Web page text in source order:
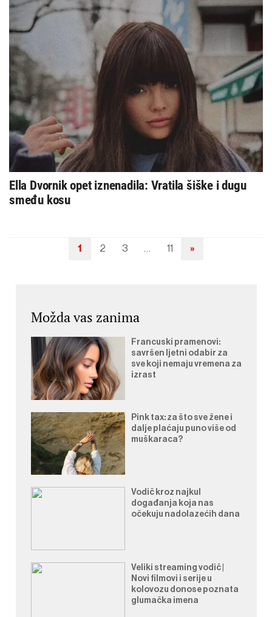
Ella Dvornik opet iznenadila: Vratila šiške i dugu
smeđu kosu
Navigacija
1 2 3 11 »
Možda vas zanima
Francuski pramenovi:
savršen ljetni odabir za
sve koji nemaju vremena za
izrast
Pink tax: za što sve žene i
dalje plaćaju puno više od
muškaraca?
Vodič kroz najkul
događanja koja nas
očekuju nadolazećih dana
Veliki streaming vodič |
Novi filmovi i serije u
kolovozu donose poznata
glumačka imena